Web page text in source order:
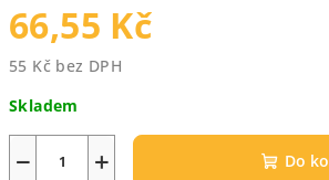
66,55 Kč
55 Kč bez DPH
cena:
Skladem
+
− Do